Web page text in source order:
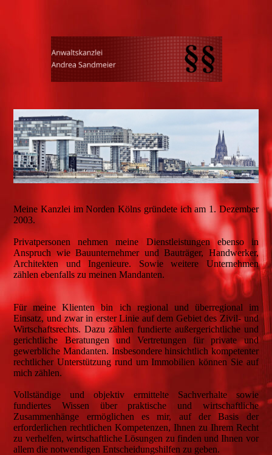
Meine Kanzlei im Norden Kölns gründete ich am 1. Dezember
2003.
Privatpersonen nehmen meine Dienstleistungen ebenso in
Anspruch wie Bauunternehmer und Bauträger, Handwerker,
Architekten und Ingenieure. Sowie weitere Unternehmen
zählen ebenfalls zu meinen Mandanten.
Für meine Klienten bin ich regional und überregional im
Einsatz, und zwar in erster Linie auf dem Gebiet des Zivil- und
Wirtschaftsrechts. Dazu zählen fundierte außergerichtliche und
gerichtliche Beratungen und Vertretungen für private und
gewerbliche Mandanten. Insbesondere hinsichtlich kompetenter
rechtlicher Unterstützung rund um Immobilien können Sie auf
mich zählen.
Vollständige und objektiv ermittelte Sachverhalte sowie
fundiertes Wissen über praktische und wirtschaftliche
Zusammenhänge ermöglichen es mir, auf der Basis der
erforderlichen rechtlichen Kompetenzen, Ihnen zu Ihrem Recht
zu verhelfen, wirtschaftliche Lösungen zu finden und Ihnen vor
allem die notwendigen Entscheidungshilfen zu geben.